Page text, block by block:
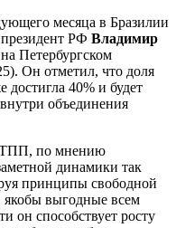
месяца в Бразилии
РФ Владимир
Петербургском
Он отметил, что доля
40% и будет
объединения
по мнению
динамики так
принципы свободной
якобы выгодные всем
он способствует росту